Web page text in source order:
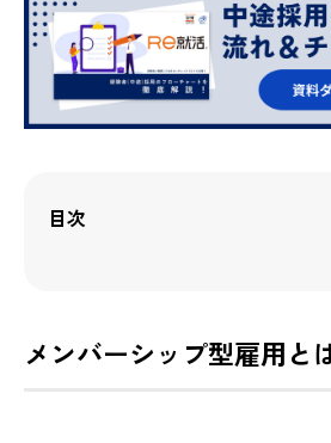
目次
メンバーシップ型雇用と